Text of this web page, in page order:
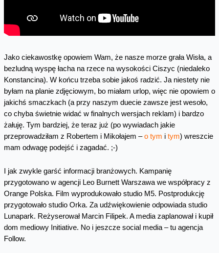
Jako ciekawostkę opowiem Wam, że nasze morze grała Wisła, a
bezludną wyspę łacha na rzece na wysokości Ciszyc (niedaleko
Konstancina). W końcu trzeba sobie jakoś radzić. Ja niestety nie
byłam na planie zdjęciowym, bo miałam urlop, więc nie opowiem o
jakichś smaczkach (a przy naszym duecie zawsze jest wesoło,
co chyba świetnie widać w finalnych wersjach reklam) i bardzo
żałuję. Tym bardziej, że teraz już (po wywiadach jakie
przeprowadziłam z Robertem i Mikołajem –o tym i tym) wreszcie
mam odwagę podejść i zagadać. ;-)
I jak zwykle garść informacji branżowych. Kampanię
przygotowano w agencji Leo Burnett Warszawa we współpracy z
Orange Polska. Film wyprodukowało studio M5. Postprodukcję
przygotowało studio Orka. Za udźwiękowienie odpowiada studio
Lunapark. Reżyserował Marcin Filipek. A media zaplanował i kupił
dom mediowy Initiative. No i jeszcze social media – tu agencja
Follow.